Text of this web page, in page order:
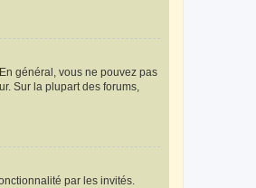
général, vous ne pouvez pas
Sur la plupart des forums,
par les invités.